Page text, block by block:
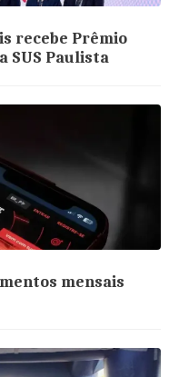
recebe Prêmio
SUS Paulista
mensais